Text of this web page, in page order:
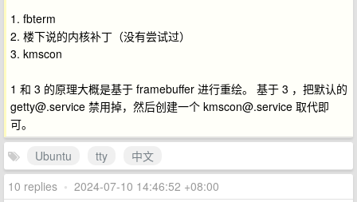
1. fbterm
2. 楼下说的内核补丁（没有尝试过）
3. kmscon
1 和 3 的原理大概是基于 framebuffer 进行重绘。 基于 3 ，把默认的
getty@.service 禁用掉，然后创建一个 kmscon@.service 取代即
可。
Ubuntu
tty
中文
10 replies • 2024-07-10 14:46:52 +08:00